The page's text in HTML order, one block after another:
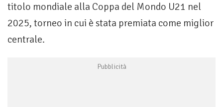
titolo mondiale alla Coppa del Mondo U21 nel
2025, torneo in cui è stata premiata come miglior
centrale.